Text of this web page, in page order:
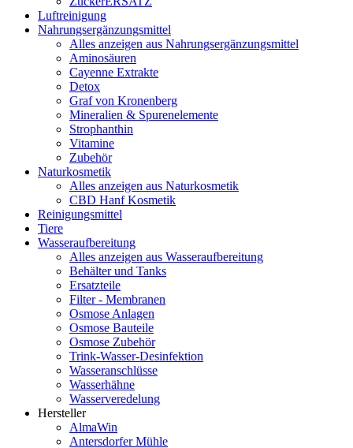
Luftreinigung
Nahrungsergänzungsmittel
Alles anzeigen aus Nahrungsergänzungsmittel
Aminosäuren
Cayenne Extrakte
Detox
Graf von Kronenberg
Mineralien & Spurenelemente
Strophanthin
Vitamine
Zubehör
Naturkosmetik
Alles anzeigen aus Naturkosmetik
CBD Hanf Kosmetik
Reinigungsmittel
Tiere
Wasseraufbereitung
Alles anzeigen aus Wasseraufbereitung
Behälter und Tanks
Ersatzteile
Filter - Membranen
Osmose Anlagen
Osmose Bauteile
Osmose Zubehör
Trink-Wasser-Desinfektion
Wasseranschlüsse
Wasserhähne
Wasserveredelung
Hersteller
AlmaWin
Antersdorfer Mühle